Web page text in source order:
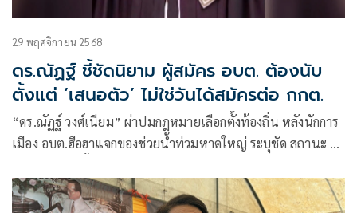
29 พฤศจิกายน 2568
ดร.ณัฏฐ์ ชี้ชัดนิยาม ผู้สมัคร อบต. ต้องนับ
ตั้งแต่ ‘เสนอตัว’ ไม่ใช่วันได้สมัครต่อ กกต.
“ดร.ณัฏฐ์ วงศ์เนียม” ผ่าปมกฎหมายเลือกตั้งท้องถิ่น หลังนักการ
เมือง อบต.ฮือฮาแจกของช่วยน้ำท่วมหาดใหญ่ ระบุชัด สถานะ ผู้
สมัครต่อ กกต. พร้อมเตือ